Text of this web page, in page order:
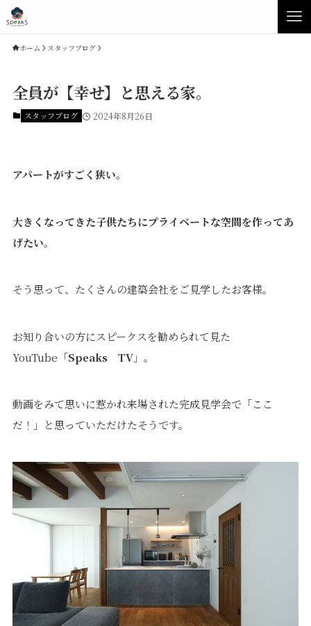
Concept
性能について
Product
展示場・モデルハウス
タビュー
コラム
スタッフブログ
吉田のブログ
Q&A
スタッフ紹介
Other
リフォーム
採用情報
オーダー家具
Contact
カタログ請求
ご紹介キャンペーン
ホーム スタッフブログ
全員が【幸せ】と思える家。
スタッフブログ 2024年8月26日
アパートがすごく狭い。
大きくなってきた子供たちにプライベートな空間を作ってあ
げたい。
そう思って、たくさんの建築会社をご見学したお客様。
お知り合いの方にスピークスを勧められて見た
YouTube「Speaks TV」。
動画をみて思いに惹かれ来場された完成見学会で「ここ
だ！」と思っていただけたそうです。